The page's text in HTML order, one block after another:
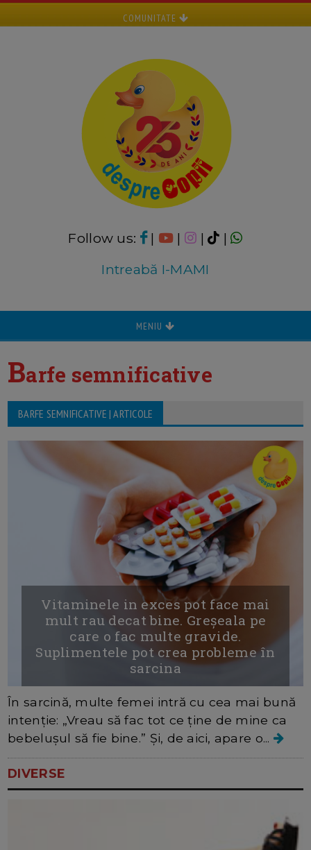
COMUNITATE
Follow us: | | |
|
Intreabă I-MAMI
MENIU
Barfe semnificative
BARFE SEMNIFICATIVE | ARTICOLE
Vitaminele in exces pot face mai
mult rau decat bine. Greșeala pe
care o fac multe gravide.
Suplimentele pot crea probleme în
sarcina
În sarcină, multe femei intră cu cea mai bună
intenție: „Vreau să fac tot ce ține de mine ca
bebelușul să fie bine.” Și, de aici, apare o...
DIVERSE